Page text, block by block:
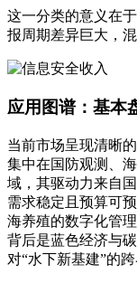
这一分类的意义在
报周期差异巨大，
应用图谱：基本
当前市场呈现清晰的
集中在国防观测、
域，其驱动力来自
需求稳定且预算可预
海养殖的数字化管
背后是蓝色经济与
对“水下新基建”的跨